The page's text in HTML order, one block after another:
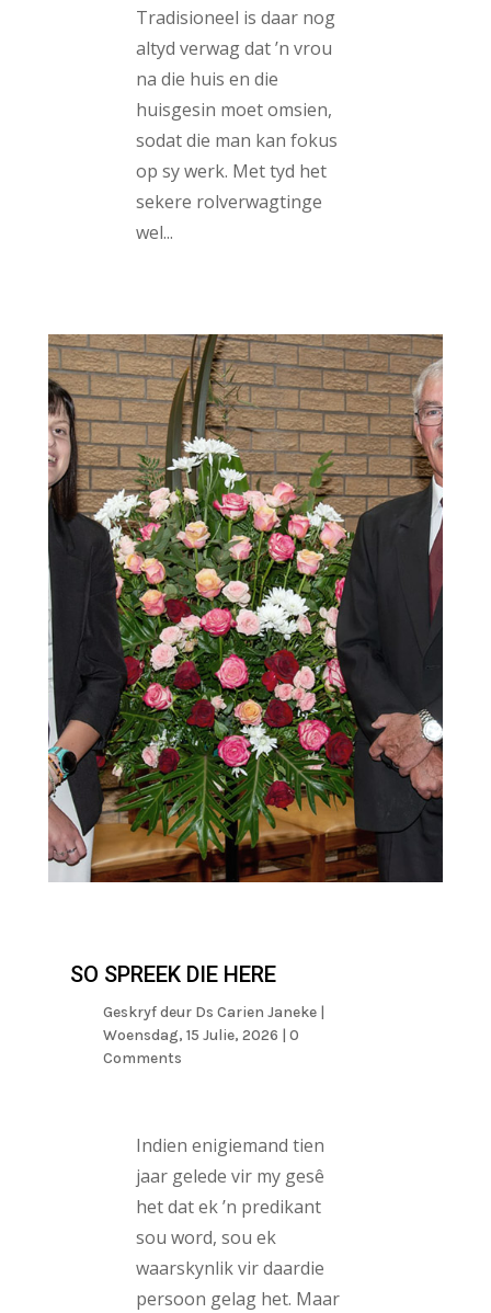
Tradisioneel is daar nog
altyd verwag dat ’n vrou
na die huis en die
huisgesin moet omsien,
sodat die man kan fokus
op sy werk. Met tyd het
sekere rolverwagtinge
wel...
SO SPREEK DIE HERE
Geskryf deur Ds Carien Janeke|
Woensdag, 15 Julie, 2026 | 0
Comments
Indien enigiemand tien
jaar gelede vir my gesê
het dat ek ’n predikant
sou word, sou ek
waarskynlik vir daardie
persoon gelag het. Maar